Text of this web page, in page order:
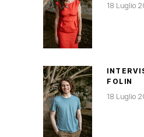
18 Luglio
FOLIN
18 Luglio